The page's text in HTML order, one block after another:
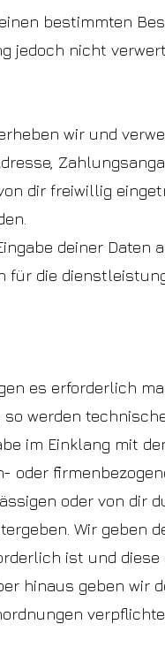
bestimmten
jedoch nicht
wir und
dir freiwillig
deiner Daten
für die
es erforderlich
werden
im Einklang mit
oder
oder von dir
Wir geben
ist und
hinaus geben wir